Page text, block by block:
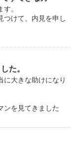
。
つけて、内見を申し
た。
に大きな助けになり
ンを見てきました